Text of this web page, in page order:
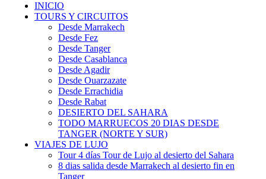
INICIO
TOURS Y CIRCUITOS
Desde Marrakech
Desde Fez
Desde Tanger
Desde Casablanca
Desde Agadir
Desde Ouarzazate
Desde Errachidia
Desde Rabat
DESIERTO DEL SAHARA
TODO MARRUECOS 20 DIAS DESDE
TANGER (NORTE Y SUR)
VIAJES DE LUJO
Tour 4 días Tour de Lujo al desierto del Sahara
8 dias salida desde Marrakech al desierto fin en
Tanger